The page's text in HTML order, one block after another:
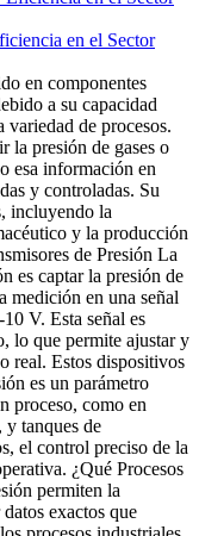
en el Sector
en componentes
a su capacidad
de procesos.
la presión de gases o
esa información en
y controladas. Su
incluyendo la
y la producción
de Presión La
es captar la presión de
medición en una señal
V. Esta señal es
lo que permite ajustar y
real. Estos dispositivos
es un parámetro
proceso, como en
y tanques de
el control preciso de la
¿Qué Procesos
permiten la
exactos que